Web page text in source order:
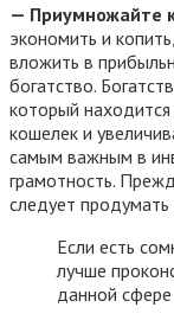
— Приумножайте
экономить и
вложить в
богатство.
который
кошелек и
самым важным в
грамотность.
следует продумать
Если есть
лучше
данной